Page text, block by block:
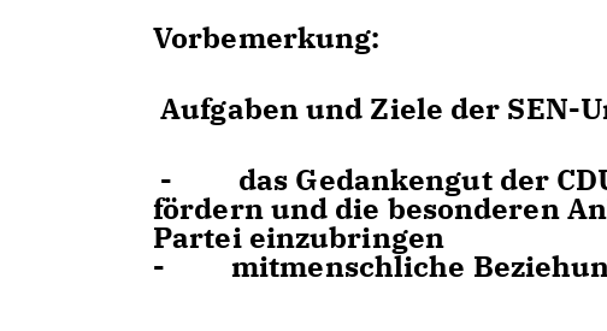
Vorbemerkung:
Aufgaben und Ziele der SEN-
- das Gedankengut der
fördern und die besonderen
Partei einzubringen
- mitmenschliche